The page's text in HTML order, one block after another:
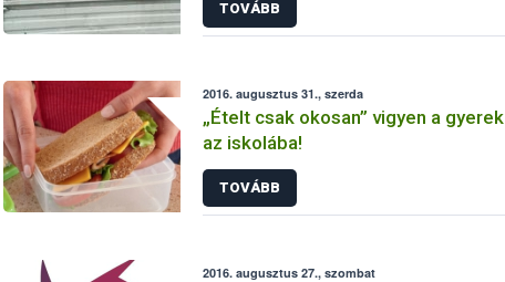
TOVÁBB
2016. augusztus 31., szerda
„Ételt csak okosan” vigyen a gyerek
az iskolába!
TOVÁBB
2016. augusztus 27., szombat